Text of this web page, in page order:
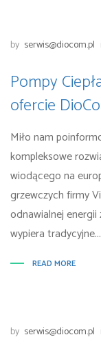
by serwis@diocom.pl
Pompy
ofercie
Miło nam
kompleksowe
wiodącego na
grzewczych firmy
odnawialnej
wypiera tradycyjne...
READ MORE
by serwis@diocom.pl